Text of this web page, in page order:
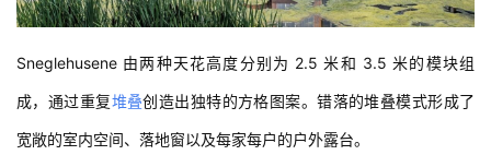
Sneglehusene 由两种天花高度分别为 2.5 米和 3.5 米的模块组
成，通过重复堆叠创造出独特的方格图案。错落的堆叠模式形成了
宽敞的室内空间、落地窗以及每家每户的户外露台。